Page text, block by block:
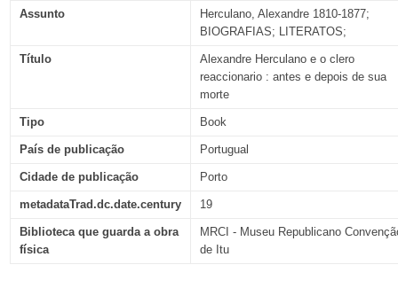
Assunto
Herculano, Alexandre 1810-1877;
BIOGRAFIAS; LITERATOS;
Título
Alexandre Herculano e o clero
reaccionario : antes e depois de sua
morte
Tipo Book
País de publicação Portugual
Cidade de publicação Porto
metadataTrad.dc.date.century 19
Biblioteca que guarda a obra
física
MRCI - Museu Republicano
de Itu